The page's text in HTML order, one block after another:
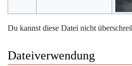
Du kannst diese Datei nicht
Dateiverwendung